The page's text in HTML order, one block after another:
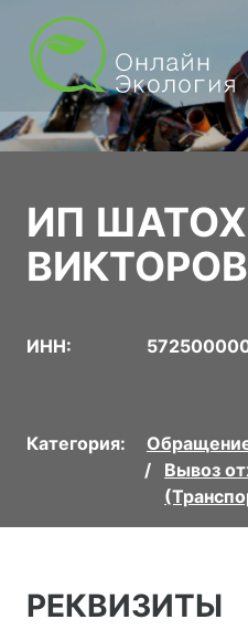
ИП
ИНН:
Категория:
Вывоз
РЕКВИЗИТЫ